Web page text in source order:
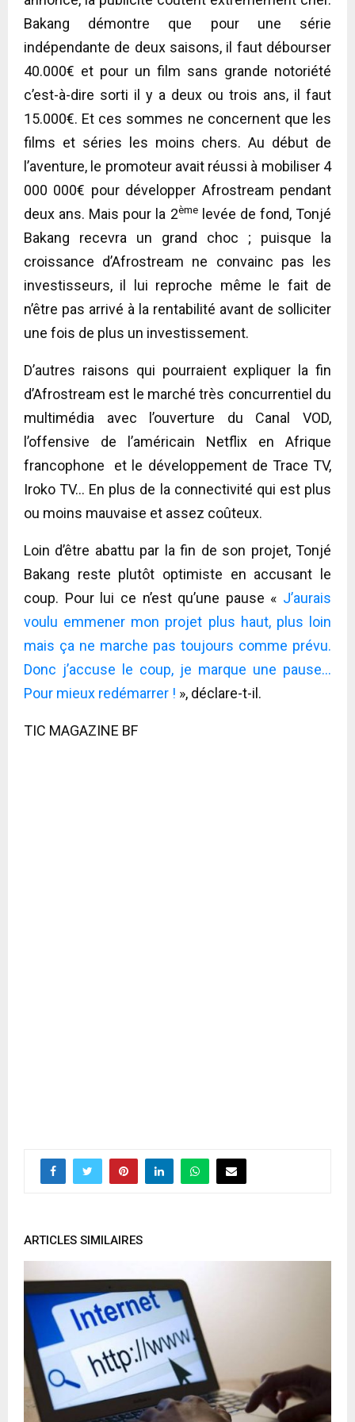
Bakang démontre que pour une série
indépendante de deux saisons, il faut débourser
40.000€ et pour un film sans grande notoriété
c’est-à-dire sorti il y a deux ou trois ans, il faut
15.000€. Et ces sommes ne concernent que les
films et séries les moins chers. Au début de
l’aventure, le promoteur avait réussi à mobiliser 4
000 000€ pour développer Afrostream pendant
deux ans. Mais pour la 2èmelevée de fond, Tonjé
Bakang recevra un grand choc ; puisque la
croissance d’Afrostream ne convainc pas les
investisseurs, il lui reproche même le fait de
n’être pas arrivé à la rentabilité avant de solliciter
une fois de plus un investissement.
D’autres raisons qui pourraient expliquer la fin
d’Afrostream est le marché très concurrentiel du
multimédia avec l’ouverture du Canal VOD,
l’offensive de l’américain Netflix en Afrique
francophone et le développement de Trace TV,
Iroko TV… En plus de la connectivité qui est plus
ou moins mauvaise et assez coûteux.
Loin d’être abattu par la fin de son projet, Tonjé
Bakang reste plutôt optimiste en accusant le
coup. Pour lui ce n’est qu’une pause « J’aurais
voulu emmener mon projet plus haut, plus loin
mais ça ne marche pas toujours comme prévu.
Donc j’accuse le coup, je marque une pause…
Pour mieux redémarrer ! », déclare-t-il.
TIC MAGAZINE BF
ARTICLES SIMILAIRES